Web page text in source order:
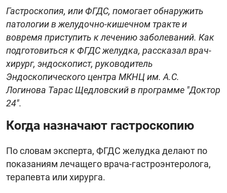
Гастроскопия, или ФГДС, помогает обнаружить
патологии в желудочно-кишечном тракте и
вовремя приступить к лечению заболеваний. Как
подготовиться к ФГДС желудка, рассказал врач-
хирург, эндоскопист, руководитель
Эндоскопического центра МКНЦ им. А.С.
Логинова Тарас Щедловский в программе "Доктор
24".
Когда назначают гастроскопию
По словам эксперта, ФГДС желудка делают по
показаниям лечащего врача-гастроэнтеролога,
терапевта или хирурга.